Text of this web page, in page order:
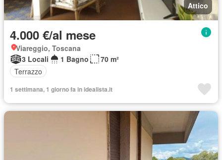
Attico
4.000 €/al mese
Viareggio, Toscana
3 Locali
1 Bagno
70 m²
Terrazzo
1 settimana, 1 giorno fa in idealista.it